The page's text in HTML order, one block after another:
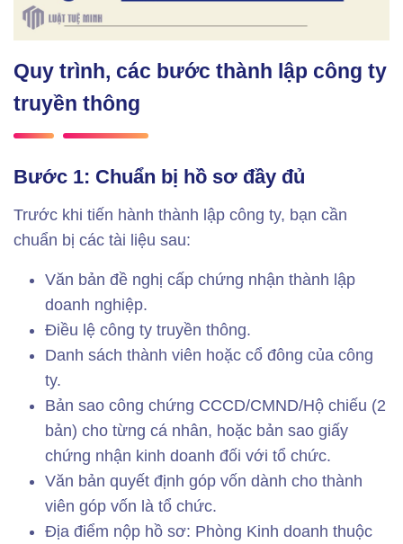
Quy trình, các bước thành lập công ty
truyền thông
Bước 1: Chuẩn bị hồ sơ đầy đủ
Trước khi tiến hành thành lập công ty, bạn cần
chuẩn bị các tài liệu sau:
Văn bản đề nghị cấp chứng nhận thành lập
doanh nghiệp.
Điều lệ công ty truyền thông.
Danh sách thành viên hoặc cổ đông của công
ty.
Bản sao công chứng CCCD/CMND/Hộ chiếu (2
bản) cho từng cá nhân, hoặc bản sao giấy
chứng nhận kinh doanh đối với tổ chức.
Văn bản quyết định góp vốn dành cho thành
viên góp vốn là tổ chức.
Địa điểm nộp hồ sơ: Phòng Kinh doanh thuộc